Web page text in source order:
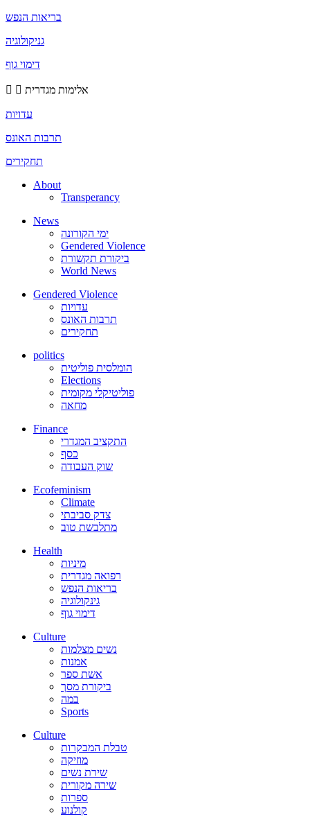
בריאות הנפש
גניקולוגיה
דימוי גוף
אלימות מגדרית
עדויות
תרבות האונס
תחקירים
About
Transperancy
News
ימי הקורונה
Gendered Violence
ביקורת תקשורת
World News
Gendered Violence
עדויות
תרבות האונס
תחקירים
politics
הומלסית פוליטית
Elections
פוליטיקלי מקומית
מחאה
Finance
התקציב המגדרי
כסף
שוק העבודה
Ecofeminism
Climate
צדק סביבתי
מתלבשת טוב
Health
מיניות
רפואה מגדרית
בריאות הנפש
גינקולוגיה
דימוי גוף
Culture
נשים מצלמות
אמנות
אשת ספר
ביקורת מסך
במה
Sports
Culture
טבלת המבקרות
מוזיקה
שירת נשים
שירה מקורית
ספרות
קולנוע